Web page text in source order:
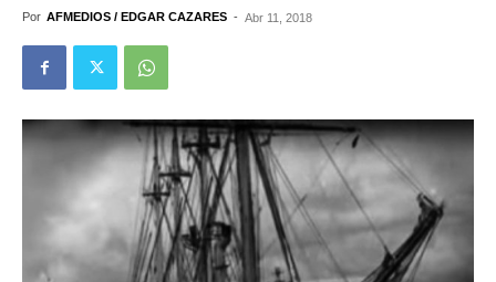
Por AFMEDIOS / EDGAR CAZARES - Abr 11, 2018